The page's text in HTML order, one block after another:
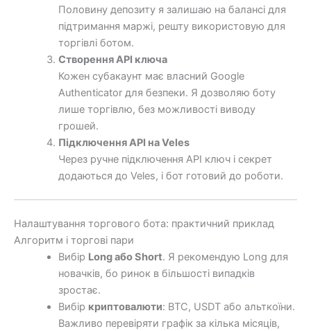
Половину депозиту я залишаю на балансі для
підтримання маржі, решту використовую для
торгівлі ботом.
Створення API ключа
Кожен субакаунт має власний Google
Authenticator для безпеки. Я дозволяю боту
лише торгівлю, без можливості виводу
грошей.
Підключення API на Veles
Через ручне підключення API ключ і секрет
додаються до Veles, і бот готовий до роботи.
Налаштування торгового бота: практичний приклад
Алгоритм і торгові пари
Вибір Long або Short. Я рекомендую Long для
новачків, бо ринок в більшості випадків
зростає.
Вибір криптовалюти: BTC, USDT або альткоїни.
Важливо перевіряти графік за кілька місяців,